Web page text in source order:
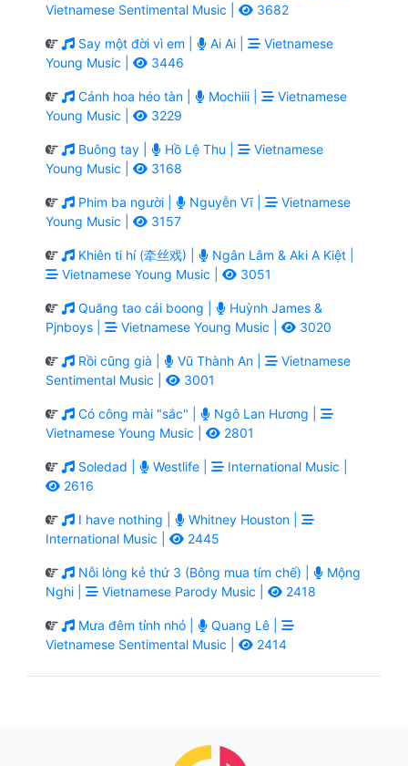
Vietnamese Sentimental Music |
3682
Say một đời vì em | Ai Ai |
Vietnamese
Young Music |
3446
Cánh hoa héo tàn | Mochiii |
Vietnamese
Young Music |
3229
Buông tay | Hồ Lệ Thu |
Vietnamese
Young Music |
3168
Phim ba người | Nguyễn Vĩ |
Vietnamese
Young Music |
3157
Khiên ti hí (牵丝戏) |
Ngân Lâm & Aki A Kiệt |
Vietnamese Young Music |
3051
Quăng tao cái boong |
Huỳnh James &
Pjnboys |
Vietnamese Young Music | 3020
Rồi cũng già | Vũ Thành An |
Vietnamese
Sentimental Music |
3001
Có công mài "sắc" |
Ngô Lan Hương |
Vietnamese Young Music |
2801
Soledad | Westlife |
International Music |
2616
I have nothing |
Whitney Houston |
International Music |
2445
Nỗi lòng kẻ thứ 3 (Bông mua tím chế) |
Mộng
Nghi |
Vietnamese Parody Music | 2418
Mưa đêm tỉnh nhỏ |
Quang Lê |
Vietnamese Sentimental Music |
2414